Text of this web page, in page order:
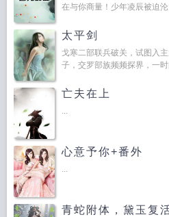
在与你商量！少年凌辰被迫
太平剑
戈寒二部联兵破关，试图入
子，交罗部族频频探界，一
亡夫在上
...
心意予你+番外
...
青蛇附体，黛玉复